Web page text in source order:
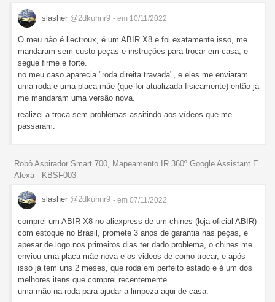
slasher @2dkuhnr9 - em 10/11/2022
O meu não é liectroux, é um ABIR X8 e foi exatamente isso, me
mandaram sem custo peças e instruções para trocar em casa, e
segue firme e forte.
no meu caso aparecia "roda direita travada", e eles me enviaram
uma roda e uma placa-mãe (que foi atualizada fisicamente) então já
me mandaram uma versão nova.
realizei a troca sem problemas assitindo aos vídeos que me
passaram.
Robô Aspirador Smart 700, Mapeamento IR 360º Google Assistant E
Alexa - KBSF003
slasher @2dkuhnr9 - em 07/11/2022
comprei um ABIR X8 no aliexpress de um chines (loja oficial ABIR)
com estoque no Brasil, promete 3 anos de garantia nas peças, e
apesar de logo nos primeiros dias ter dado problema, o chines me
enviou uma placa mãe nova e os videos de como trocar, e após
isso já tem uns 2 meses, que roda em perfeito estado e é um dos
melhores itens que comprei recentemente.
uma mão na roda para ajudar a limpeza aqui de casa.